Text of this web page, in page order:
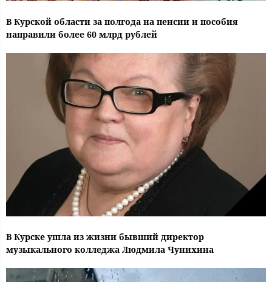
В Курской области за полгода на пенсии и пособия
направили более 60 млрд рублей
В Курске ушла из жизни бывший директор
музыкального колледжа Людмила Чунихина